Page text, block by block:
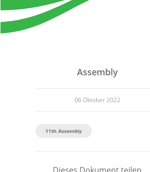
Assembly
06 Oktober 2022
11th Assembly